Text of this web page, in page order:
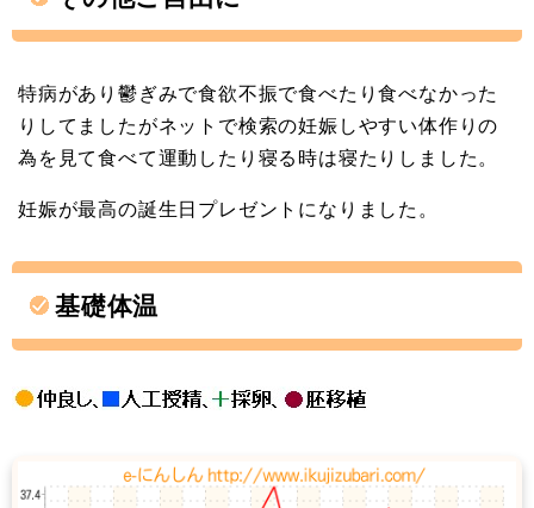
特病があり鬱ぎみで食欲不振で食べたり食べなかった
りしてましたがネットで検索の妊娠しやすい体作りの
為を見て食べて運動したり寝る時は寝たりしました。
妊娠が最高の誕生日プレゼントになりました。
基礎体温